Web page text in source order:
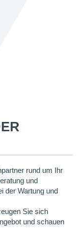
rund um Ihr
und
der Wartung und
Sie sich
und schauen